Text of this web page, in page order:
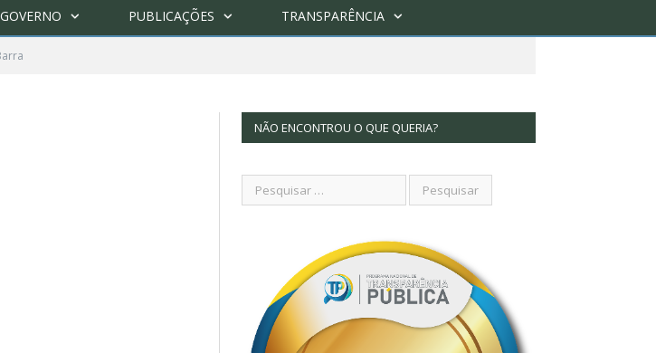
PUBLICAÇÕES TRANSPARÊNCIA
NÃO ENCONTROU O QUE QUERIA?